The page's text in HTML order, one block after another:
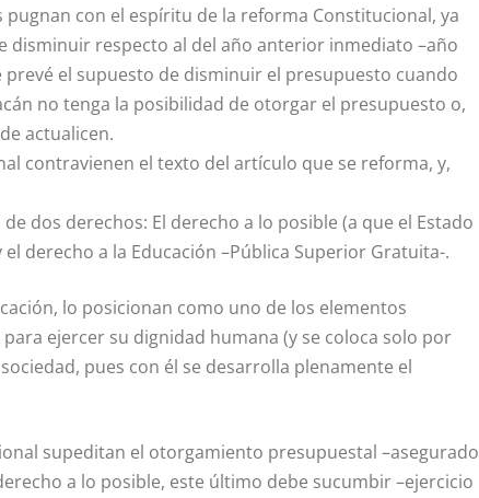
con el espíritu de la reforma Constitucional, ya
respecto al del año anterior inmediato –año
el supuesto de disminuir el presupuesto cuando
no tenga la posibilidad de otorgar el presupuesto o,
actualicen.
contravienen el texto del artículo que se reforma, y,
dos derechos: El derecho a lo posible (a que el Estado
derecho a la Educación –Pública Superior Gratuita-.
lo posicionan como uno de los elementos
ejercer su dignidad humana (y se coloca solo por
pues con él se desarrolla plenamente el
supeditan el otorgamiento presupuestal –asegurado
a lo posible, este último debe sucumbir –ejercicio